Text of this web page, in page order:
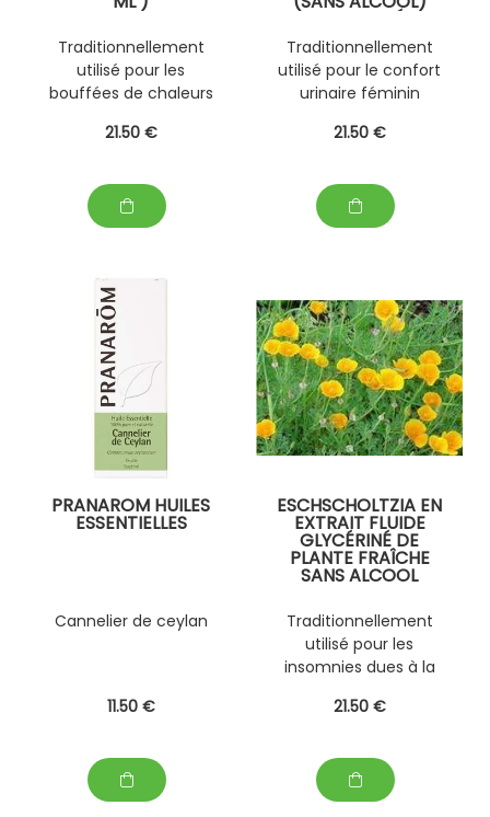
PERSONNALISABLE
AVEC D' AUTRES
PLANTES FRAÎCHES
(EPS)
Traditionnellement
utilisé pour les
bouffées de chaleurs
21.50 €
STANDARDISÉ DE
PLANTE FRAÎCHE
PERSONNALISABLE
AVEC D' AUTRES
PLANTES FRAÎCHES
(EPS)
Traditionnellement
utilisé pour le confort
urinaire féminin
21.50 €
PRANAROM HUILES
ESSENTIELLES
Cannelier de ceylan
11.50 €
ESCHSCHOLTZIA EN
EXTRAIT FLUIDE
GLYCÉRINÉ DE
PLANTE FRAÎCHE
SANS ALCOOL
AVEC D' AUTRES
PLANTES FRAÎCHES
(EPS)
Traditionnellement
utilisé pour les
insomnies dues à la
insomnies
troubles de l'
endormissement et
aux réveils nocturnes.
21.50 €